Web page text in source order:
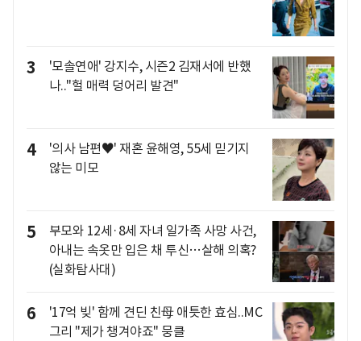
3
'모솔연애' 강지수, 시즌2 김재서에 반했
나.."헐 매력 덩어리 발견"
4
'의사 남편♥' 재혼 윤해영, 55세 믿기지
않는 미모
5
부모와 12세·8세 자녀 일가족 사망 사건,
아내는 속옷만 입은 채 투신…살해 의혹?
(실화탐사대)
6
'17억 빚' 함께 견딘 친母 애틋한 효심..MC
그리 "제가 챙겨야죠" 뭉클